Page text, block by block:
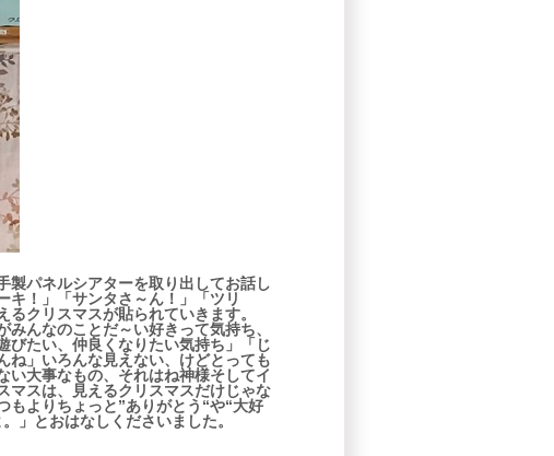
製パネルシアターを取り出してお話し
キ！」「サンタさ～ん！」「ツリ
クリスマスが貼られていきます。
みんなのことだ～い好きって気持ち、
びたい、仲良くなりたい気持ち」「じ
ね」いろんな見えない、けどとっても
い大事なもの、それはね神様そしてイ
マスは、見えるクリスマスだけじゃな
もよりちょっと”ありがとう“や“大好
」とおはなしくださいました。